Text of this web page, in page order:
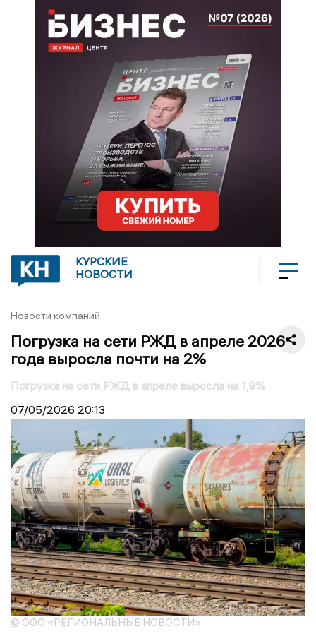
КУРСКИЕ
НОВОСТИ
Новости компаний
Погрузка на сети РЖД в апреле 2026
года выросла почти на 2%
Погрузка на сети РЖД в апреле выросла на 1,9%
07/05/2026 20:13
© ООО «РЕГИОНАЛЬНЫЕ НОВОСТИ»